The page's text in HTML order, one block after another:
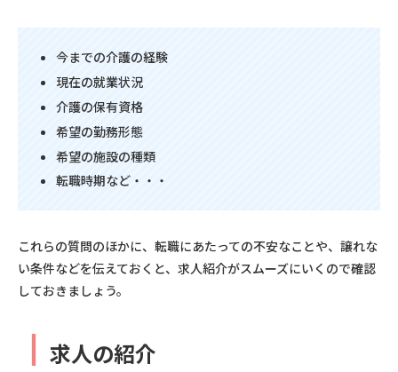
今までの介護の経験
現在の就業状況
介護の保有資格
希望の勤務形態
希望の施設の種類
転職時期など・・・
これらの質問のほかに、転職にあたっての不安なことや、譲れな
い条件などを伝えておくと、求人紹介がスムーズにいくので確認
しておきましょう。
┃ 求人の紹介